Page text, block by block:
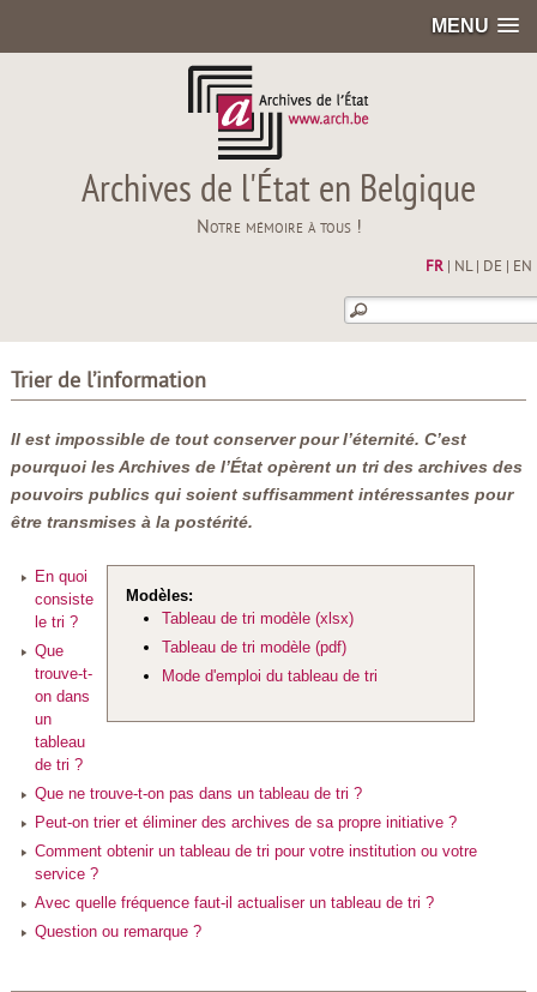
MENU
Archives de l'État en Belgique
Notre mémoire à tous !
FR| NL| DE EN
Trier de l’information
Il est impossible de tout conserver pour l’éternité. C’est
pourquoi les Archives de l’État opèrent un tri des archives des
pouvoirs publics qui soient suffisamment intéressantes pour
être transmises à la postérité.
Modèles:
Tableau de tri modèle (xlsx)
Tableau de tri modèle (pdf)
Mode d'emploi du tableau de tri
En quoi
consiste
le tri ?
Que
trouve-t-
on dans
un
tableau
de tri ?
Que ne trouve-t-on pas dans un tableau de tri ?
Peut-on trier et éliminer des archives de sa propre initiative ?
Comment obtenir un tableau de tri pour votre institution ou votre
service ?
Avec quelle fréquence faut-il actualiser un tableau de tri ?
Question ou remarque ?